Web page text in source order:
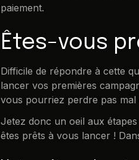
paiement.
Êtes-vous
Difficile de répondre à cette
lancer vos premières
vous pourriez perdre pas mal
Jetez donc un oeil aux
êtes prêts à vous lancer !